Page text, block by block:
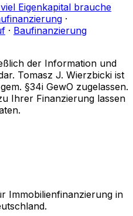
Eigenkapital brauche
·
· Baufinanzierung
der Information und
Tomasz J. Wierzbicki ist
§34i GewO zugelassen.
Ihrer Finanzierung lassen
Immobilienfinanzierung in